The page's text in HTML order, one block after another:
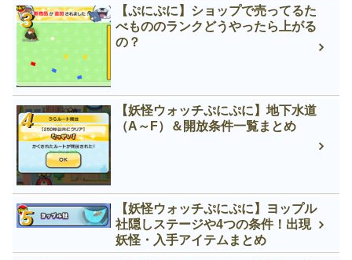
【ぷにぷに】ショップで売ってるた
べもののランクどうやったら上がる
の？
【妖怪ウォッチぷにぷに】地下水道
（A～F）＆開放条件一覧まとめ
【妖怪ウォッチぷにぷに】ヨップル
社隠しステージや4つの条件！出現
妖怪・入手アイテムまとめ